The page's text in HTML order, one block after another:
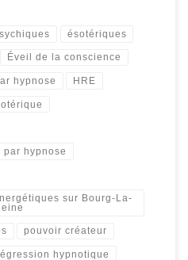
ésotériques
Éveil de la conscience
hypnose HRE
hypnose
sur Bourg-La-
pouvoir créateur
hypnotique